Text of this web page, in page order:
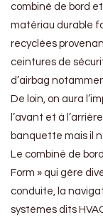
combiné de bord
matériau durable
recyclées
ceintures de
d’airbag
De loin, on aura
l’avant et à
banquette mais il
Le combiné de
Form » qui gère
conduite, la
systèmes dits